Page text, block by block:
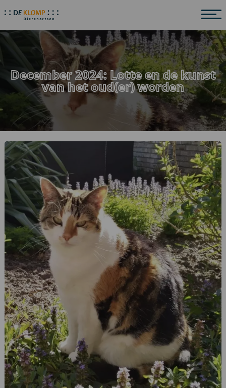
December 2024: Lotte en de kunst
van het oud(er) worden